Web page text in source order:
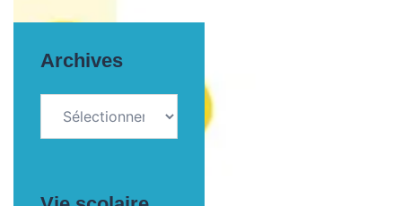
Archives